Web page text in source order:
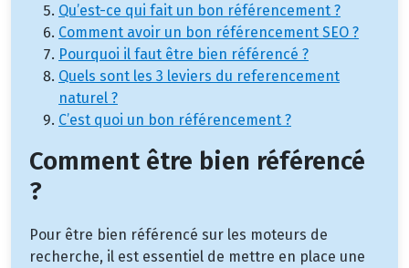
Qu’est-ce qui fait un bon référencement ?
Comment avoir un bon référencement SEO ?
Pourquoi il faut être bien référencé ?
Quels sont les 3 leviers du referencement
naturel ?
C’est quoi un bon référencement ?
Comment être bien référencé
?
Pour être bien référencé sur les moteurs de
recherche, il est essentiel de mettre en place une